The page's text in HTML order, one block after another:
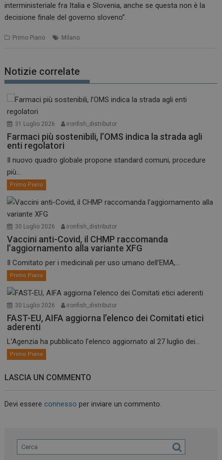
interministeriale fra Italia e Slovenia, anche se questa non è la
decisione finale del governo sloveno”.
Primo Piano Milano
Notizie correlate
31 Luglio 2026 ironfish_distributor
Farmaci più sostenibili, l’OMS indica la strada agli
enti regolatori
Il nuovo quadro globale propone standard comuni, procedure
più...
Primo Piano
30 Luglio 2026 ironfish_distributor
Vaccini anti-Covid, il CHMP raccomanda
l’aggiornamento alla variante XFG
Il Comitato per i medicinali per uso umano dell’EMA,...
Primo Piano
30 Luglio 2026 ironfish_distributor
FAST-EU, AIFA aggiorna l’elenco dei Comitati etici
aderenti
L’Agenzia ha pubblicato l’elenco aggiornato al 27 luglio dei...
Primo Piano
LASCIA UN COMMENTO
Devi essereconnesso per inviare un commento.